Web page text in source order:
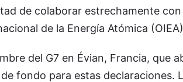
de colaborar estrechamente
de la Energía Atómica
del G7 en Évian, Francia, que
fondo para estas declaraciones.